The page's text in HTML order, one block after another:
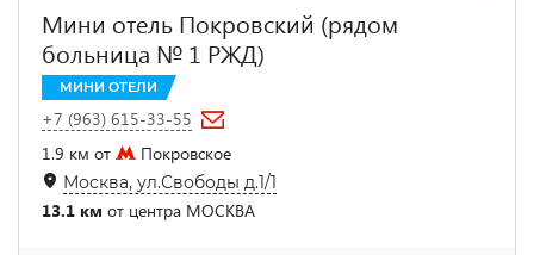
Мини отель Покровский (рядом
больница № 1 РЖД)
МИНИ ОТЕЛИ
+7 (963) 615-33-55
1.9 км от
Покровское
Москва, ул.Свободы д.1/1
13.1 км от центра МОСКВА